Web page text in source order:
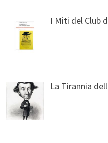
I Miti del Club
La Tirannia